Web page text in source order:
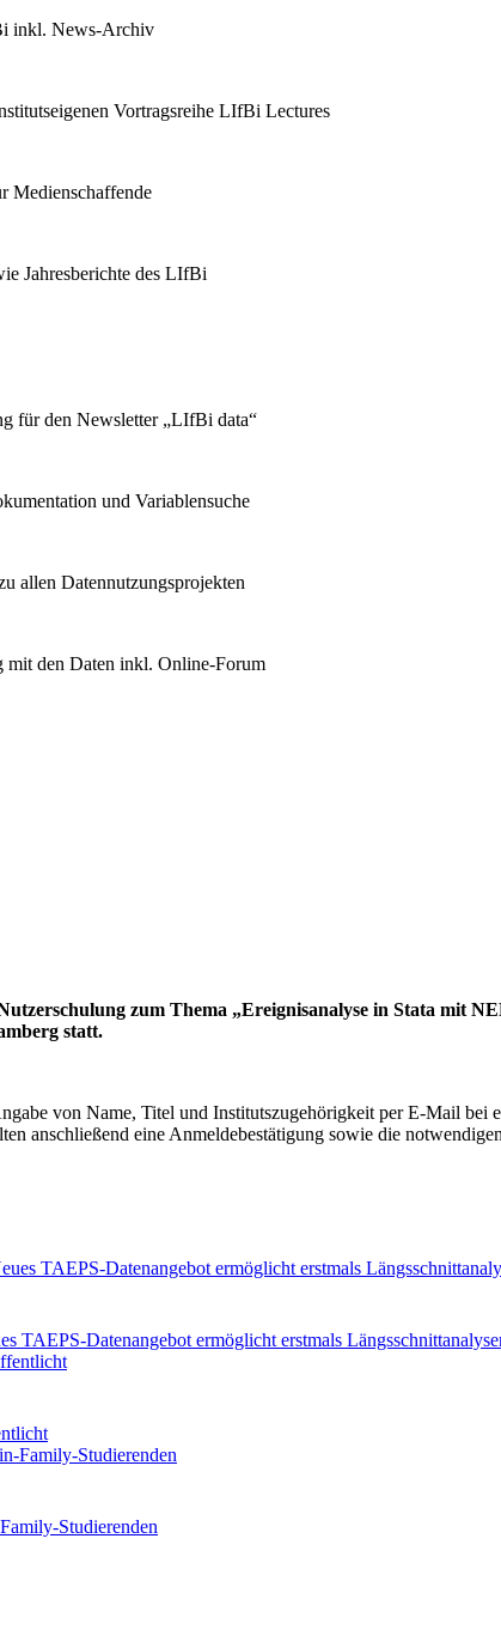
inkl. News-Archiv
Vortragsreihe LIfBi Lectures
Medienschaffende
Jahresberichte des LIfBi
für den Newsletter „LIfBi data“
und Variablensuche
allen Datennutzungsprojekten
mit den Daten inkl. Online-Forum
zum Thema „Ereignisanalyse in Stata mit
statt.
von Name, Titel und Institutszugehörigkeit per E-Mail bei
anschließend eine Anmeldebestätigung sowie die
TAEPS-Datenangebot ermöglicht erstmals
Studierenden